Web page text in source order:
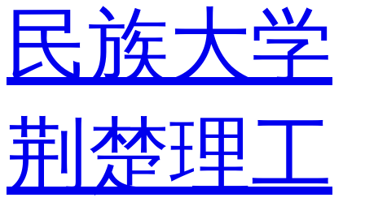
民族大学
荆楚理工